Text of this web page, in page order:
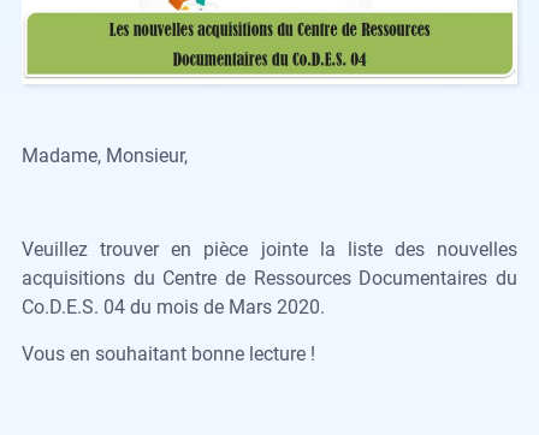
Madame, Monsieur,
Veuillez trouver en pièce jointe la liste des nouvelles
acquisitions du Centre de Ressources Documentaires du
Co.D.E.S. 04 du mois de Mars 2020.
Vous en souhaitant bonne lecture !